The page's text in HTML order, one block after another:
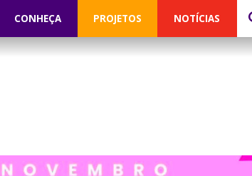
CONHEÇA PROJETOS NOTÍCIAS